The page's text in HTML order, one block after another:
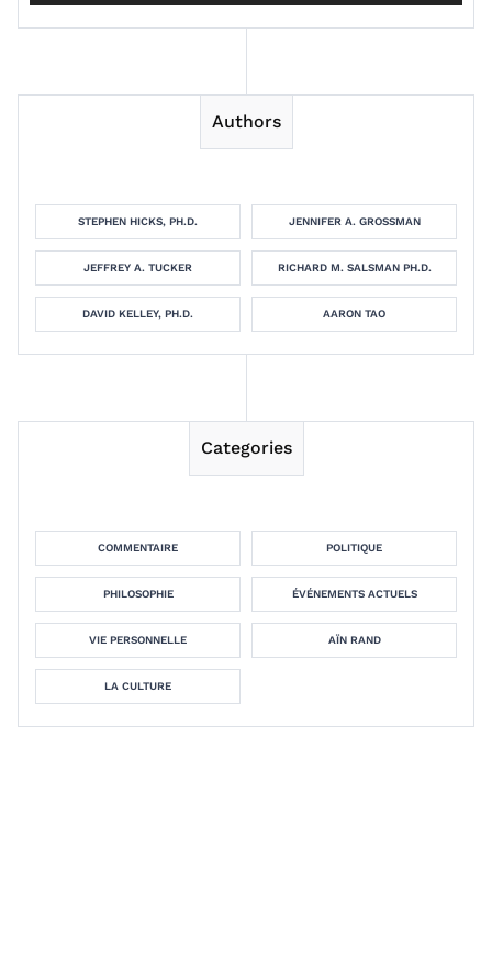
Authors
STEPHEN HICKS, PH.D. JENNIFER A. GROSSMAN
JEFFREY A. TUCKER RICHARD M. SALSMAN PH.D.
DAVID KELLEY, PH.D. AARON TAO
Categories
COMMENTAIRE POLITIQUE
PHILOSOPHIE ÉVÉNEMENTS ACTUELS
VIE PERSONNELLE AÏN RAND
LA CULTURE